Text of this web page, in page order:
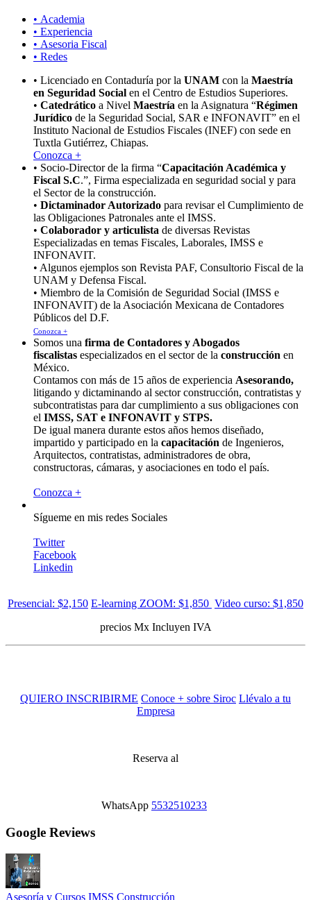
• Academia
• Experiencia
• Asesoria Fiscal
• Redes
• Licenciado en Contaduría por la UNAM con la Maestría
en Seguridad Social en el Centro de Estudios Superiores.
• Catedrático a Nivel Maestría en la Asignatura “Régimen
Jurídico de la Seguridad Social, SAR e INFONAVIT” en el
Instituto Nacional de Estudios Fiscales (INEF) con sede en
Tuxtla Gutiérrez, Chiapas.
Conozca +
• Socio-Director de la firma “Capacitación Académica y
Fiscal S.C.”, Firma especializada en seguridad social y para
el Sector de la construcción.
• Dictaminador Autorizado para revisar el Cumplimiento de
las Obligaciones Patronales ante el IMSS.
• Colaborador y articulista de diversas Revistas
Especializadas en temas Fiscales, Laborales, IMSS e
INFONAVIT.
• Algunos ejemplos son Revista PAF, Consultorio Fiscal de la
UNAM y Defensa Fiscal.
• Miembro de la Comisión de Seguridad Social (IMSS e
INFONAVIT) de la Asociación Mexicana de Contadores
Públicos del D.F.
Conozca +
Somos una firma de Contadores y Abogados
fiscalistas especializados en el sector de la construcción en
México.
Contamos con más de 15 años de experiencia Asesorando,
litigando y dictaminando al sector construcción, contratistas y
subcontratistas para dar cumplimiento a sus obligaciones con
el IMSS, SAT e INFONAVIT y STPS.
De igual manera durante estos años hemos diseñado,
impartido y participado en la capacitación de Ingenieros,
Arquitectos, contratistas, administradores de obra,
constructoras, cámaras, y asociaciones en todo el país.
Conozca +
Sígueme en mis redes Sociales
Twitter
Facebook
Linkedin
Presencial: $2,150 E-learning ZOOM: $1,850 Video curso: $1,850
precios Mx Incluyen IVA
QUIERO INSCRIBIRME Conoce + sobre Siroc Llévalo a tu
Empresa
Reserva al
WhatsApp 5532510233
Google Reviews
Asesoría y Cursos IMSS Construcción